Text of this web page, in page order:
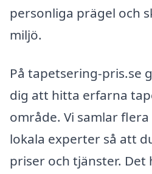
personliga prägel och
miljö.
På tapetsering-pris.se
dig att hitta erfarna
område. Vi samlar
lokala experter så att
priser och tjänster.